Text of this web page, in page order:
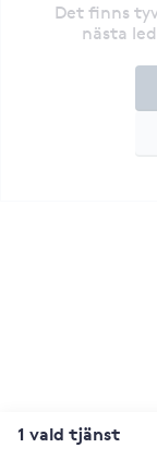
Det finns
nästa
1 vald tjänst